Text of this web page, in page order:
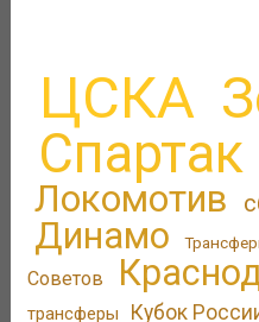
ЦСКА
Спартак
Локомотив
Динамо
Советов
трансферы
Кубок